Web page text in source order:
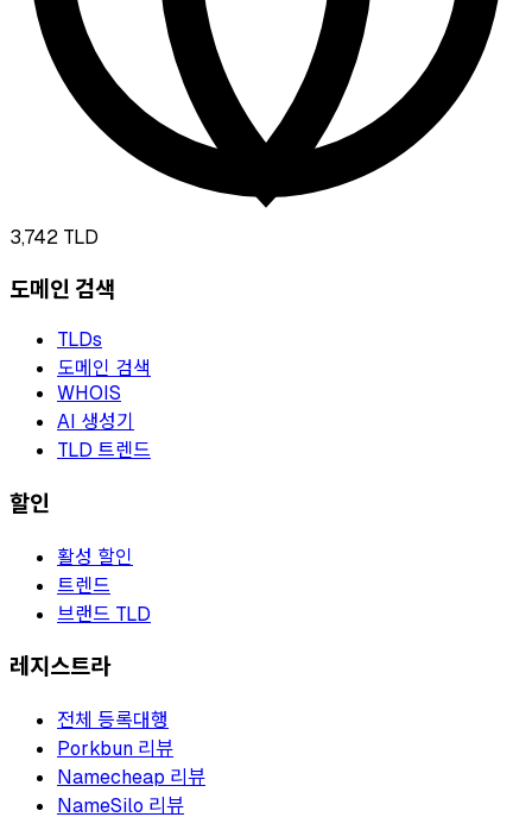
3,742 TLD
도메인 검색
TLDs
도메인 검색
WHOIS
AI 생성기
TLD 트렌드
할인
활성 할인
트렌드
브랜드 TLD
레지스트라
전체 등록대행
Porkbun 리뷰
Namecheap 리뷰
NameSilo 리뷰